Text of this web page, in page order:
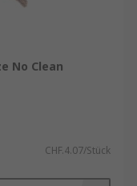
No Clean
CHF.4.07/Stück